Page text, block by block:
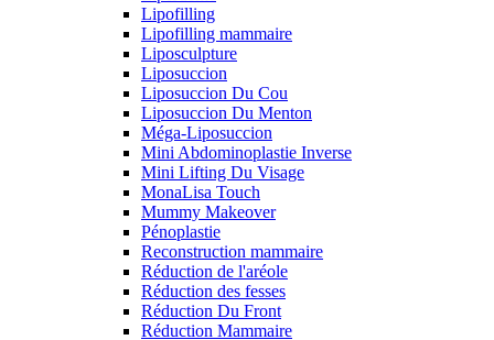
Lipofilling
Lipofilling mammaire
Liposculpture
Liposuccion
Liposuccion Du Cou
Liposuccion Du Menton
Méga-Liposuccion
Mini Abdominoplastie Inverse
Mini Lifting Du Visage
MonaLisa Touch
Mummy Makeover
Pénoplastie
Reconstruction mammaire
Réduction de l'aréole
Réduction des fesses
Réduction Du Front
Réduction Mammaire